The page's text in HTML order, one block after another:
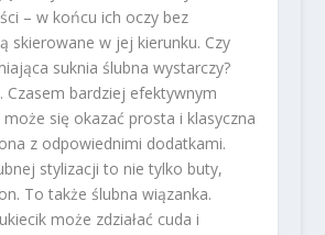
– w końcu ich oczy bez
skierowane w jej kierunku. Czy
suknia ślubna wystarczy?
Czasem bardziej efektywnym
się okazać prosta i klasyczna
z odpowiednimi dodatkami.
stylizacji to nie tylko buty,
To także ślubna wiązanka.
może zdziałać cuda i